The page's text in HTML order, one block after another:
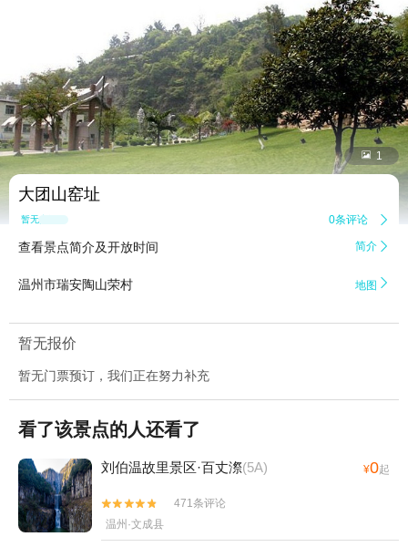
 1
大团山窑址
暂无点评 0条评论 
查看景点简介及开放时间 简介 
温州市瑞安陶山荣村 地图 
暂无报价
暂无门票预订，我们正在努力补充
看了该景点的人还看了
刘伯温故里景区·百丈漈(5A) ¥0起


471条评论
温州·文成县